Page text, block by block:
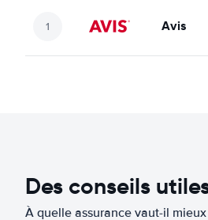
Avis
Des conseils
À quelle assurance vaut-il